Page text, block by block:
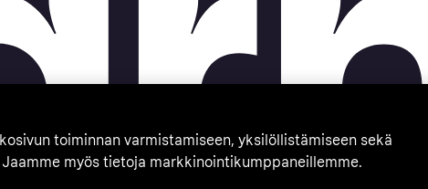
toiminnan varmistamiseen, yksilöllistämiseen sekä
myös tietoja markkinointikumppaneillemme.